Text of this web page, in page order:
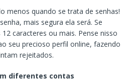
menos quando se trata de senhas!
mais segura ela será. Se
caracteres ou mais. Pense nisso
seu precioso perfil online, fazendo
rejeitados.
diferentes contas